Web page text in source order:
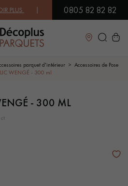
PLUS| PROFITEZ DE NOS PETITS PRIX
0805 82 82 82
Fermer
parquet d'intérieur
Accessoires de Pose
WENGÉ - 300 ml
- 300 ML
1ct